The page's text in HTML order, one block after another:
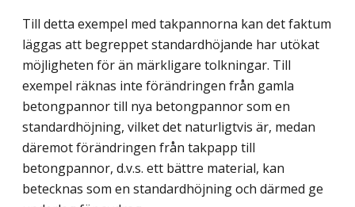
Till detta exempel med takpannorna kan det faktum
läggas att begreppet standardhöjande har utökat
möjligheten för än märkligare tolkningar. Till
exempel räknas inte förändringen från gamla
betongpannor till nya betongpannor som en
standardhöjning, vilket det naturligtvis är, medan
däremot förändringen från takpapp till
betongpannor, d.v.s. ett bättre material, kan
betecknas som en standardhöjning och därmed ge